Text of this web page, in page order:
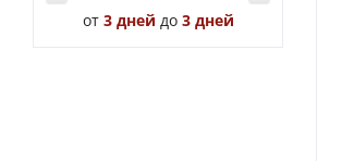
от 3 дней до 3 дней